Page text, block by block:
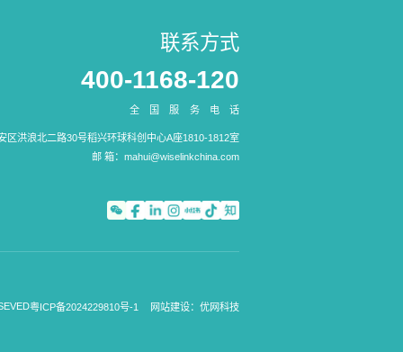
联系方式
400-1168-120
全国服务电话
区洪浪北二路30号稻兴环球科创中心A座1810-1812室
邮 箱： mahui@wiselinkchina.com
粤ICP备2024229810号-1 网站建设：优网科技